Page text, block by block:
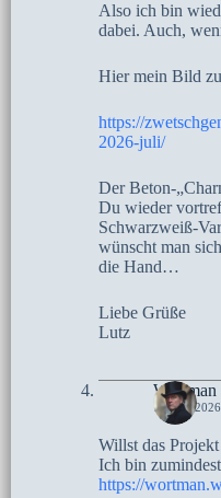
Also ich bin
dabei. Auch,
Hier mein Bild
https://
2026-juli/
Der Beton-
Du wieder
Schwarzweiß-
wünscht man
die Hand…
Liebe Grüße
Lutz
Wortman
1. JULI
Willst das
Ich bin
https://